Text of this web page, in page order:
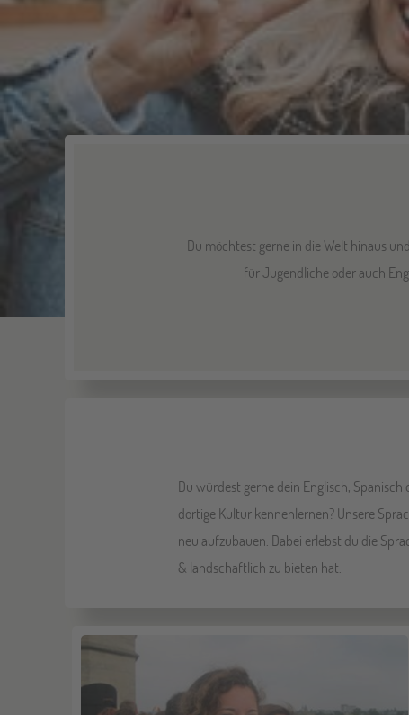
Du möchtest gerne in die Welt hinaus
für Jugendliche oder auch
Du würdest gerne dein Englisch,
dortige Kultur kennenlernen? Unsere
neu aufzubauen. Dabei erlebst du die
& landschaftlich zu bieten hat.